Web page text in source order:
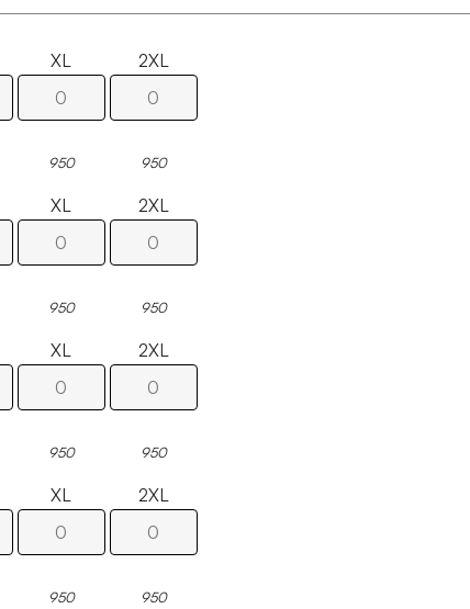
XL
950
2XL
950
XL
950
2XL
950
XL
950
2XL
950
XL
950
2XL
950